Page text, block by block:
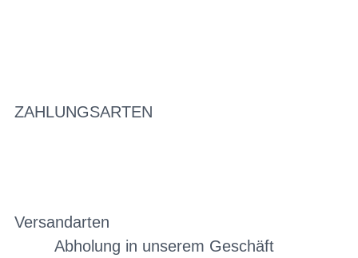
ZAHLUNGSARTEN
Versandarten
Abholung in unserem Geschäft